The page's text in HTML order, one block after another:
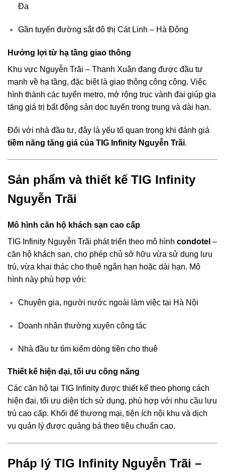
Đa
Gần tuyến đường sắt đô thị Cát Linh – Hà Đông
Hưởng lợi từ hạ tầng giao thông
Khu vực Nguyễn Trãi – Thanh Xuân đang được đầu tư
mạnh về hạ tầng, đặc biệt là giao thông công cộng. Việc
hình thành các tuyến metro, mở rộng trục vành đai giúp gia
tăng giá trị bất động sản dọc tuyến trong trung và dài hạn.
Đối với nhà đầu tư, đây là yếu tố quan trọng khi đánh giá
tiềm năng tăng giá của TIG Infinity Nguyễn Trãi.
Sản phẩm và thiết kế TIG Infinity
Nguyễn Trãi
Mô hình căn hộ khách sạn cao cấp
TIG Infinity Nguyễn Trãi phát triển theo mô hình condotel –
căn hộ khách sạn, cho phép chủ sở hữu vừa sử dụng lưu
trú, vừa khai thác cho thuê ngắn hạn hoặc dài hạn. Mô
hình này phù hợp với:
Chuyên gia, người nước ngoài làm việc tại Hà Nội
Doanh nhân thường xuyên công tác
Nhà đầu tư tìm kiếm dòng tiền cho thuê
Thiết kế hiện đại, tối ưu công năng
Các căn hộ tại TIG Infinity được thiết kế theo phong cách
hiện đại, tối ưu diện tích sử dụng, phù hợp với nhu cầu lưu
trú cao cấp. Khối đế thương mại, tiện ích nội khu và dịch
vụ quản lý được quảng bá theo tiêu chuẩn cao.
Pháp lý TIG Infinity Nguyễn Trãi –